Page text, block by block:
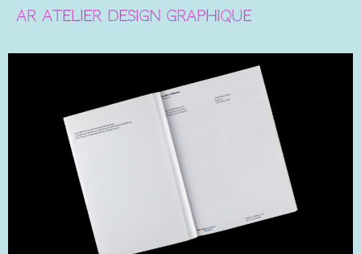
AR ATELIER DESIGN GRAPHIQUE